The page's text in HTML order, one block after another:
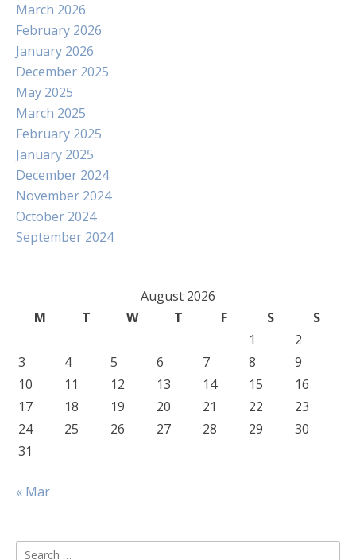
March 2026
February 2026
January 2026
December 2025
May 2025
March 2025
February 2025
January 2025
December 2024
November 2024
October 2024
September 2024
August 2026
M
T W T F S
S
1
2
3
4 5 6 7 8
9
10
11 12 13 14 15
16
17
18 19 20 21 22
23
24
25 26 27 28 29
30
31
« Mar
Search